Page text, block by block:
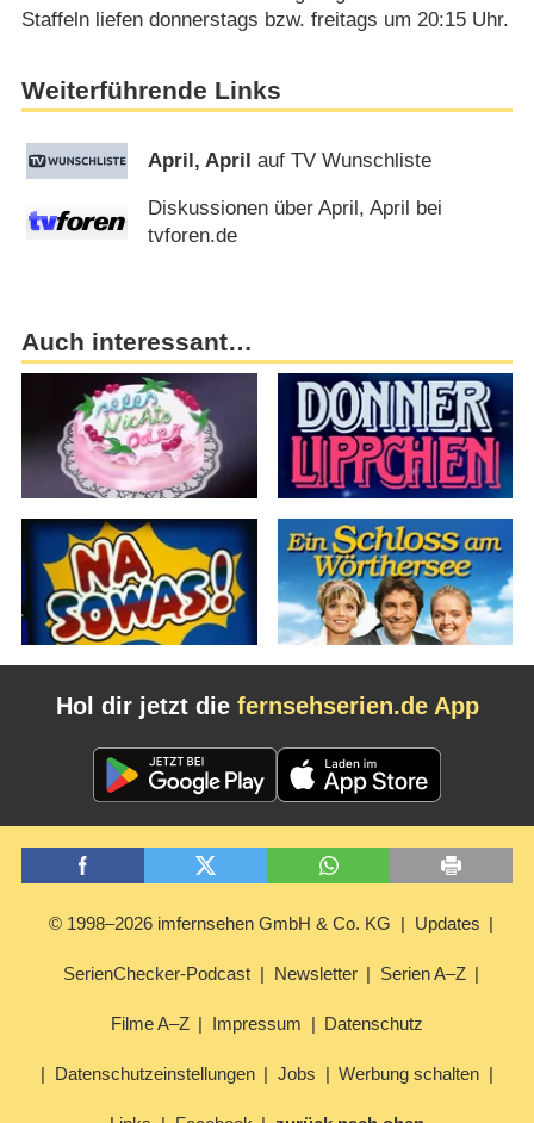
Staffeln liefen donnerstags bzw. freitags um 20:15 Uhr.
Weiterführende Links
April, April auf TV Wunschliste
Diskussionen über April, April bei
tvforen.de
Auch interessant…
Hol dir jetzt die fernsehserien.de App
© 1998–2026 imfernsehen GmbH & Co. KG Updates
SerienChecker-Podcast Newsletter Serien A–Z
Filme A–Z Impressum Datenschutz
Datenschutzeinstellungen Jobs Werbung schalten